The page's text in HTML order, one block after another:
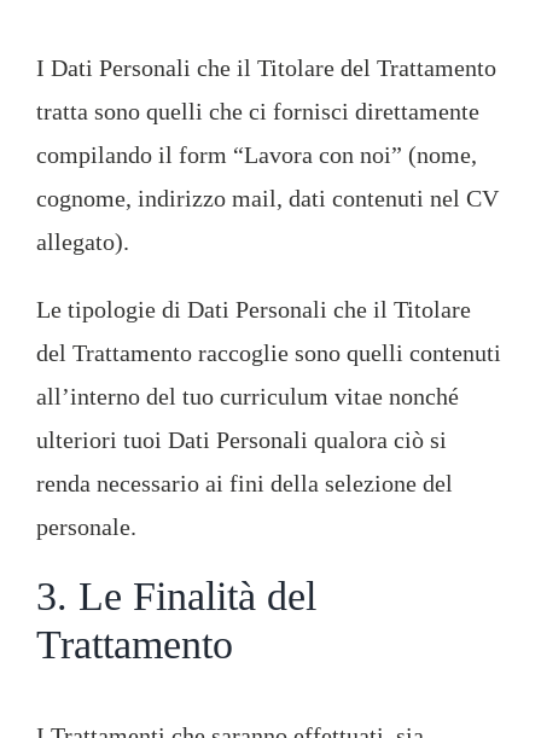
I Dati Personali che il Titolare del Trattamento
tratta sono quelli che ci fornisci direttamente
compilando il form “Lavora con noi” (nome,
cognome, indirizzo mail, dati contenuti nel CV
allegato).
Le tipologie di Dati Personali che il Titolare
del Trattamento raccoglie sono quelli contenuti
all’interno del tuo curriculum vitae nonché
ulteriori tuoi Dati Personali qualora ciò si
renda necessario ai fini della selezione del
personale.
3. Le Finalità del
Trattamento